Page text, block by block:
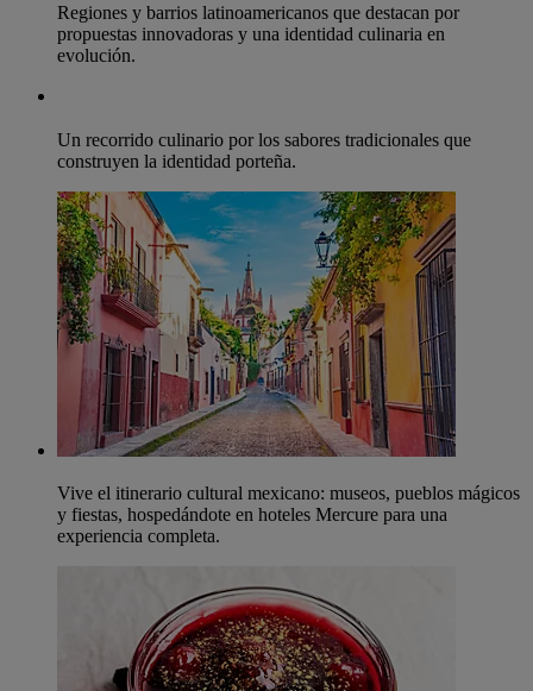
Regiones y barrios latinoamericanos que destacan por
propuestas innovadoras y una identidad culinaria en
evolución.
Un recorrido culinario por los sabores tradicionales que
construyen la identidad porteña.
Vive el itinerario cultural mexicano: museos, pueblos mágicos
y fiestas, hospedándote en hoteles Mercure para una
experiencia completa.